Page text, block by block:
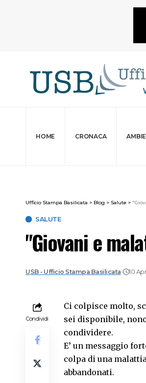
HOME CRONACA
Ufficio Stampa Basilicata > Blog > Salute >
SALUTE
"Giovani e
USB - Ufficio Stampa Basilicata 10
Condividi
Ci colpisce molto,
sei disponibile,
condividere.
E’ un messaggio
colpa di una
abbandonati.